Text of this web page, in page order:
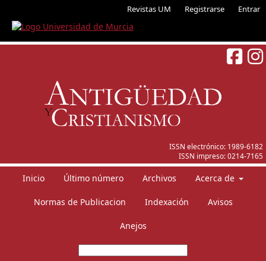
Revistas UM Registrarse Entrar
ISSN electrónico: 1989-6182
ISSN impreso:0214-7165
Inicio Último número Archivos Acerca de
Normas de Publicacion Indexación Avisos
Anejos